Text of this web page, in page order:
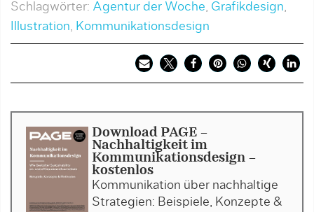
Schlagwörter: Agentur der Woche, Grafikdesign,
Illustration, Kommunikationsdesign
Download PAGE -
Nachhaltigkeit im
Kommunikationsdesign -
kostenlos
Kommunikation über nachhaltige
Strategien: Beispiele, Konzepte &